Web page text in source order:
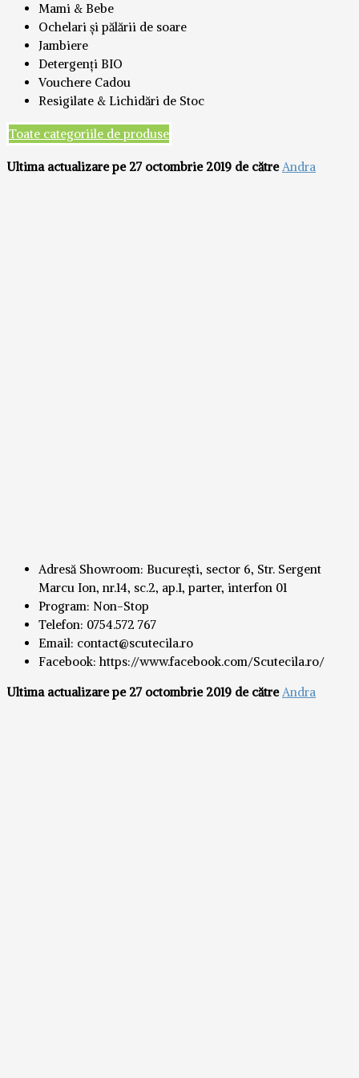
Mami & Bebe
Ochelari și pălării de soare
Jambiere
Detergenți BIO
Vouchere Cadou
Resigilate & Lichidări de Stoc
Toate categoriile de produse
Ultima actualizare pe 27 octombrie 2019 de către Andra
Adresă Showroom: București, sector 6, Str. Sergent
Marcu Ion, nr.14, sc.2, ap.1, parter, interfon 01
Program: Non-Stop
Telefon: 0754.572 767
Email: contact@scutecila.ro
Facebook: https://www.facebook.com/Scutecila.ro/
Ultima actualizare pe 27 octombrie 2019 de către Andra